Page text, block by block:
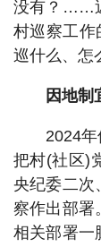
没有？……
村巡察工作
巡什么、怎
因地制
2024
把村(社区)
央纪委二次
察作出部署
相关部署一